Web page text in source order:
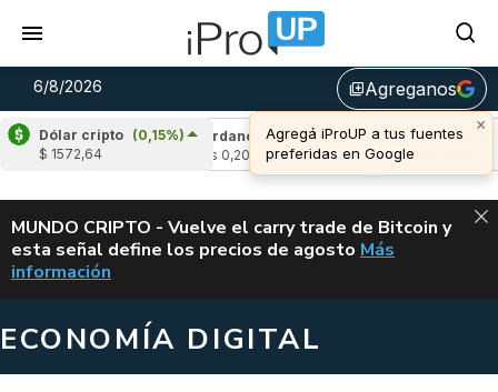
6/8/2026 library_addAgreganos
×
Agregá iProUP a tus fuentes
preferidas en Google
Dólar cripto (0,15%)
$ 1572,64
3,27%) Cardano (5,93%)
u$s 0,20
Avalanche
u$s 6,45
ALERTA
MUNDO CRIPTO - Vuelve el carry trade de Bitcoin y
esta señal define los precios de agosto VUELVE EL
Más
información
ECONOMÍA DIGITAL